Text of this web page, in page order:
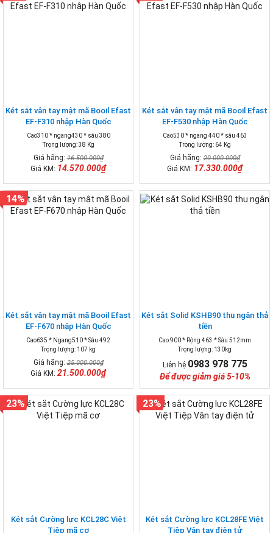
Két sắt vân tay mật mã Booil Efast
EF-F310 nhập Hàn Quốc
Cao310 * ngang430 * sâu 380
Trọng lượng: 38 Kg
Giá hãng:16.500.000₫
Giá KM: 14.570.000₫
Két sắt vân tay mật mã Booil Efast
EF-F530 nhập Hàn Quốc
Cao530 * ngang 440 * sâu 463
Trọng lượng: 64 Kg
Giá hãng:20.000.000₫
Giá KM: 17.330.000₫
Két sắt vân tay mật mã Booil Efast
EF-F670 nhập Hàn Quốc
Cao635 * Ngang510 * Sâu 492
Trọng lượng: 107 kg
Giá hãng:25.000.000₫
Giá KM: 21.500.000₫
14%
Két sắt Solid KSHB90 thu ngân thả
tiền
Cao 900 * Rộng 463 * Sâu 512mm
Trọng lượng: 130kg
Liên hệ 0983 978 775
Để được giảm giá 5-10%
Két sắt Cường lực KCL28C Việt
Tiệp mã cơ
23%
Két sắt Cường lực KCL28FE Việt
Tiệp Vân tay điện tử
23%